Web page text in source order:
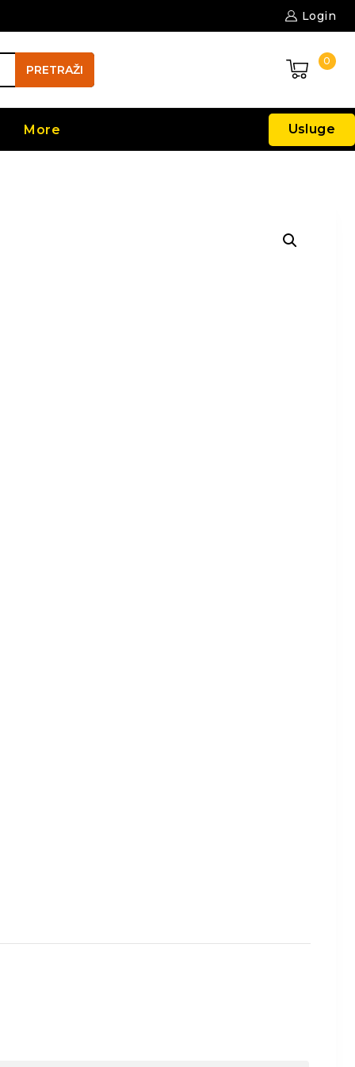
Login
PRETRAŽI
0
More Usluge